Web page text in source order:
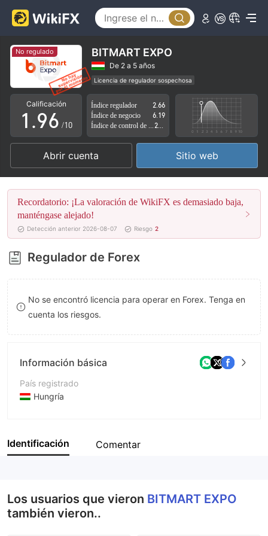
No regulado BITMART EXPO
De 2 a 5 años
Licencia de regulador sospechosa
Zona de negocio sospechoso
Riesgo potencial alto
Calificación
0
1
2
3
4
5
6
7
8
9
.
5
6
7
8
9
2
3
4
5
6
7
8
9
/10
Índice regulador
2.66
Índice de negocio
6.19
Abrir cuenta Sitio web
Recordatorio: ¡La valoración de WikiFX es demasiado baja,
manténgase alejado!
Detección anterior 2026-08-07 Riesgo 2
Regulador de Forex
No se encontró licencia para operar en Forex. Tenga en
cuenta los riesgos.
Información básica
País registrado
Hungría
Empresa
Identificación Comentar
Los usuarios que vieron BITMART EXPO
también vieron..